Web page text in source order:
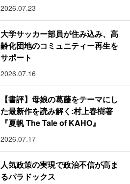
2026.07.23
大学サッカー部員が住み込み、高
齢化団地のコミュニティー再生を
サポート
2026.07.16
【書評】母娘の葛藤をテーマにし
た最新作を読み解く:村上春樹著
『夏帆 The Tale of KAHO』
2026.07.17
人気政策の実現で政治不信が高ま
るパラドックス